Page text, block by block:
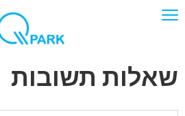
לתוכן
שאלות תשובות